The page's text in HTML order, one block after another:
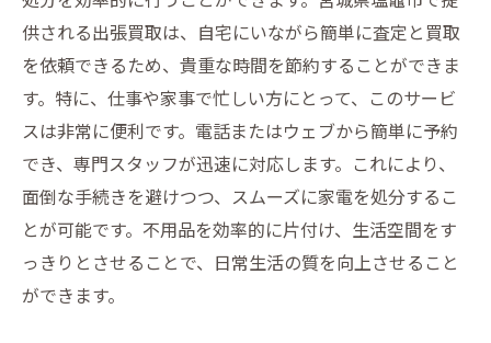
供される出張買取は、自宅にいながら簡単に査定と買取
を依頼できるため、貴重な時間を節約することができま
す。特に、仕事や家事で忙しい方にとって、このサービ
スは非常に便利です。電話またはウェブから簡単に予約
でき、専門スタッフが迅速に対応します。これにより、
面倒な手続きを避けつつ、スムーズに家電を処分するこ
とが可能です。不用品を効率的に片付け、生活空間をす
っきりとさせることで、日常生活の質を向上させること
ができます。